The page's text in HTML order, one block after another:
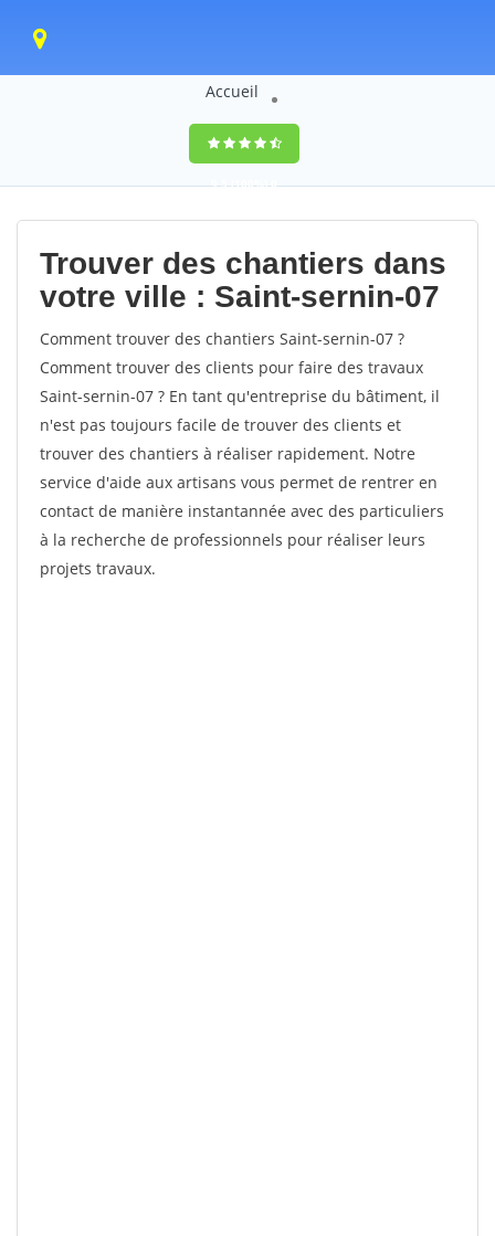
Accueil
9,5(100%)0
votes
Trouver des chantiers dans
votre ville : Saint-sernin-07
Comment trouver des chantiers Saint-sernin-07 ?
Comment trouver des clients pour faire des travaux
Saint-sernin-07 ? En tant qu'entreprise du bâtiment, il
n'est pas toujours facile de trouver des clients et
trouver des chantiers à réaliser rapidement. Notre
service d'aide aux artisans vous permet de rentrer en
contact de manière instantannée avec des particuliers
à la recherche de professionnels pour réaliser leurs
projets travaux.